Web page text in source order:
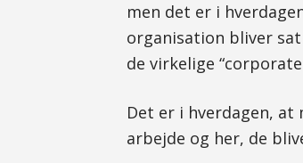
men det er i
organisation bliver
de virkelige
Det er i hverdagen,
arbejde og her, de